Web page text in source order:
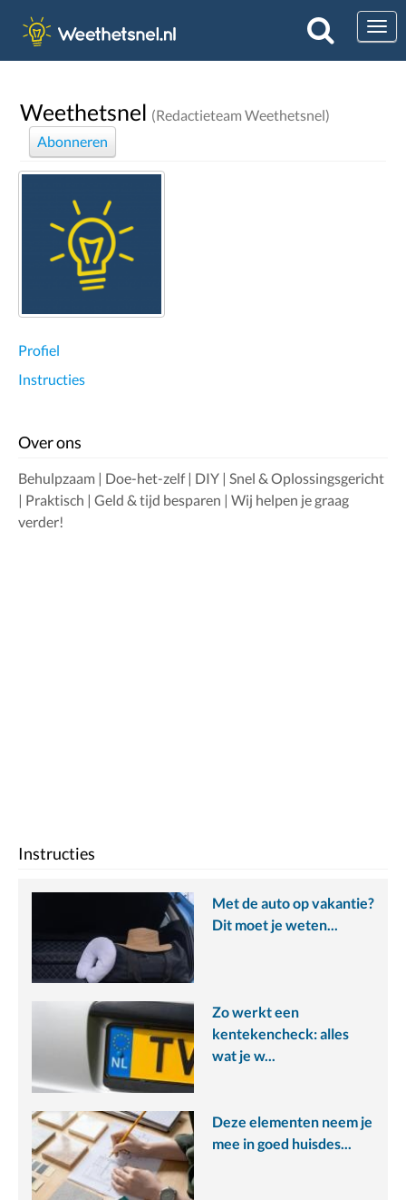
Weethetsnel (Redactieteam Weethetsnel)
Abonneren
Profiel
Instructies
Over ons
Behulpzaam | Doe-het-zelf | DIY | Snel & Oplossingsgericht
| Praktisch | Geld & tijd besparen | Wij helpen je graag
verder!
Instructies
Met de auto op vakantie?
Dit moet je weten...
Zo werkt een
kentekencheck: alles
wat je w...
Deze elementen neem je
mee in goed huisdes...